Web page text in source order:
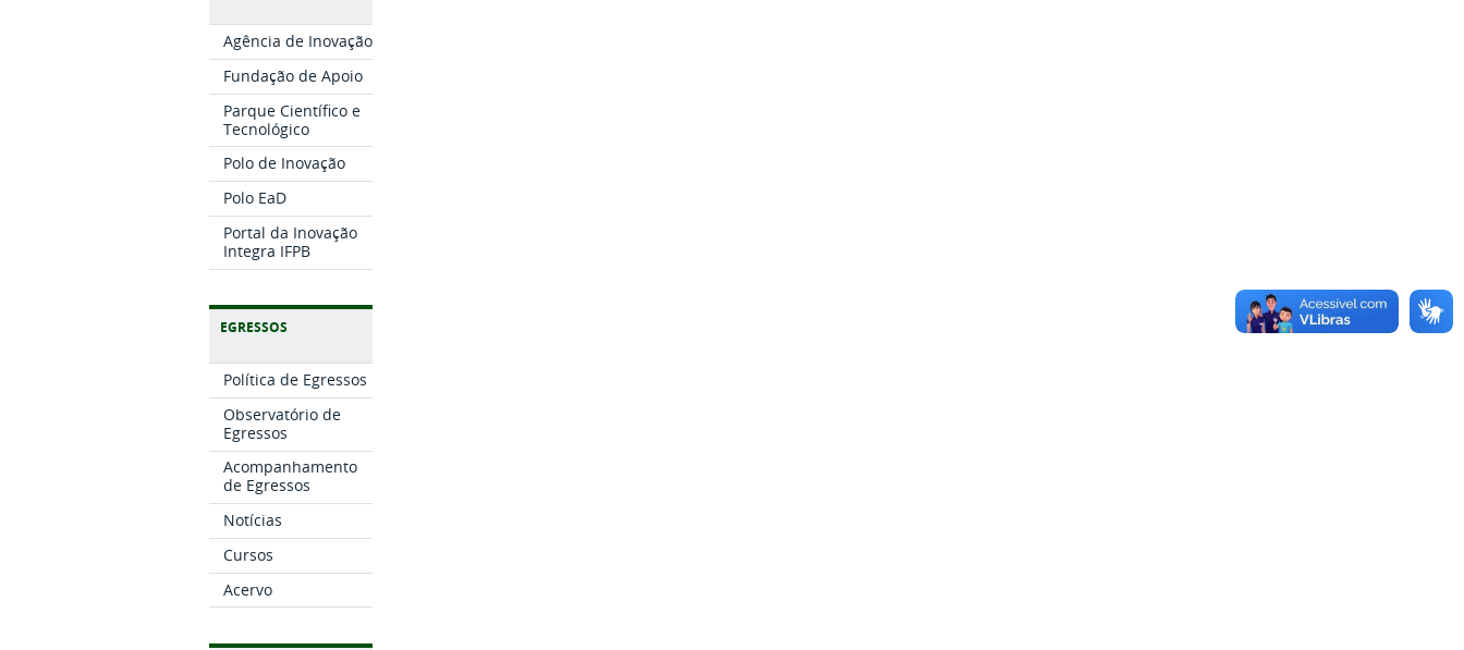
Agência de Inovação
Fundação de Apoio
Parque Científico e
Tecnológico
Polo de Inovação
Polo EaD
Portal da Inovação
Integra IFPB
EGRESSOS
Política de Egressos
Observatório de
Egressos
Acompanhamento
de Egressos
Notícias
Cursos
Acervo